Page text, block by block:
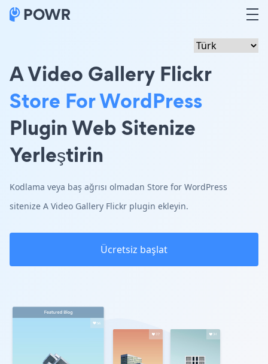
A Video Gallery Flickr
Store For WordPress
Plugin Web Sitenize
Yerleştirin
Kodlama veya baş ağrısı olmadan Store for WordPress
sitenize A Video Gallery Flickr plugin ekleyin.
Ücretsiz başlat